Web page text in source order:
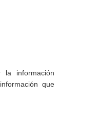
la información
que